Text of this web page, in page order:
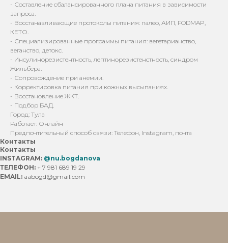
- Составление сбалансированного плана питания в зависимости
запроса.
- Восстанавливающие протоколы питания: палео, АИП, FODMAP,
КЕТО.
- Специализированные программы питания: вегетарианство,
веганство, детокс.
- Инсулинорезистентность, лептинорезистенстность, синдром
Жильбера.
- Сопровождение при анемии.
- Корректировка питания при кожных высыпаниях.
- Восстановление ЖКТ.
- Подбор БАД.
Город: Тула
Работает: Онлайн
Предпочтительный способ связи: Телефон, Instagram, почта
Контакты
Контакты
INSTAGRAM: @nu.bogdanova
ТЕЛЕФОН: + 7 981 689 19 29
EMAIL: aabogd@gmail.com